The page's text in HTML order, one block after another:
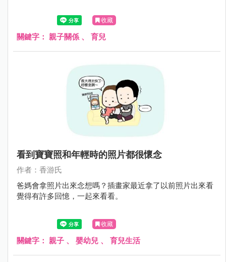
收藏
關鍵字： 親子關係 、 育兒
看到寶寶照和年輕時的照片都很懷念
作者：香游氏
爸媽會拿照片出來念想嗎？插畫家最近拿了以前照片出來看
覺得有許多回憶，一起來看看。
收藏
關鍵字： 親子 、 嬰幼兒 、 育兒生活